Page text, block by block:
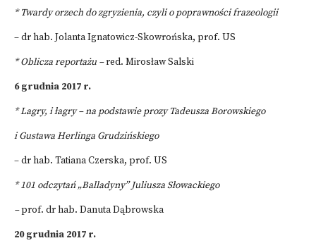
* Twardy orzech do zgryzienia, czyli o poprawności frazeologii
– dr hab. Jolanta Ignatowicz-Skowrońska, prof. US
* Oblicza reportażu –red. Mirosław Salski
6 grudnia 2017 r.
* Lagry, i łagry – na podstawie prozy Tadeusza Borowskiego
i Gustawa Herlinga Grudzińskiego
– dr hab. Tatiana Czerska, prof. US
* 101 odczytań „Balladyny” Juliusza Słowackiego
–prof. dr hab. Danuta Dąbrowska
20 grudnia 2017 r.